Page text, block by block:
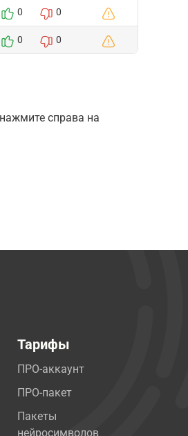
0 0
0 0
справа на
Тарифы
ПРО-аккаунт
ПРО-пакет
Пакеты
нейросимволов